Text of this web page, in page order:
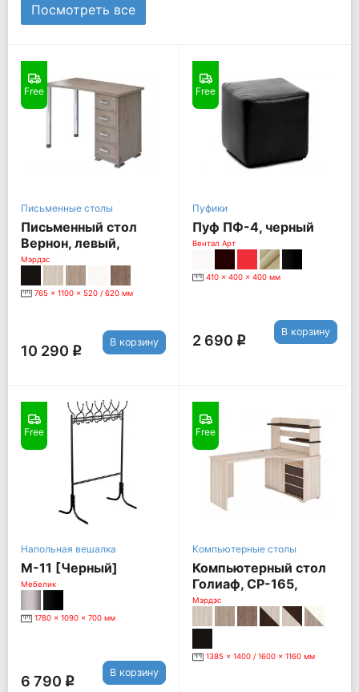
Посмотреть все
Free
Письменные столы
Письменный стол
Вернон, левый,
нельсон
Мэрдэс
765 x 1100 x 520 / 620 мм
10 290 q
В корзину
Free
Пуфики
Пуф ПФ-4, черный
Вентал Арт
410 x 400 x 400 мм
2 690 q
В корзину
Free
Напольная вешалка
М-11 [Черный]
Мебелик
1780 x 1090 x 700 мм
6 790 q
В корзину
Free
Компьютерные столы
Компьютерный стол
Голиаф, СР-165,
Правый, карамель /
Мэрдэс
1385 x 1400 / 1600 x 1160 мм